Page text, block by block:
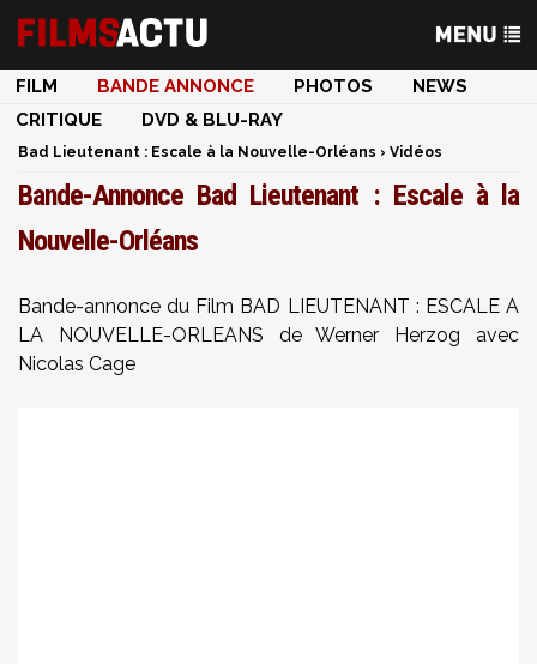
FILM BANDE ANNONCE PHOTOS
NEWS
CRITIQUE
DVD & BLU-RAY
Bad Lieutenant : Escale à la Nouvelle-Orléans › Vidéos
Bande-Annonce Bad Lieutenant : Escale à la
Nouvelle-Orléans
Bande-annonce du Film BAD LIEUTENANT : ESCALE A
LA NOUVELLE-ORLEANS de Werner Herzog avec
Nicolas Cage